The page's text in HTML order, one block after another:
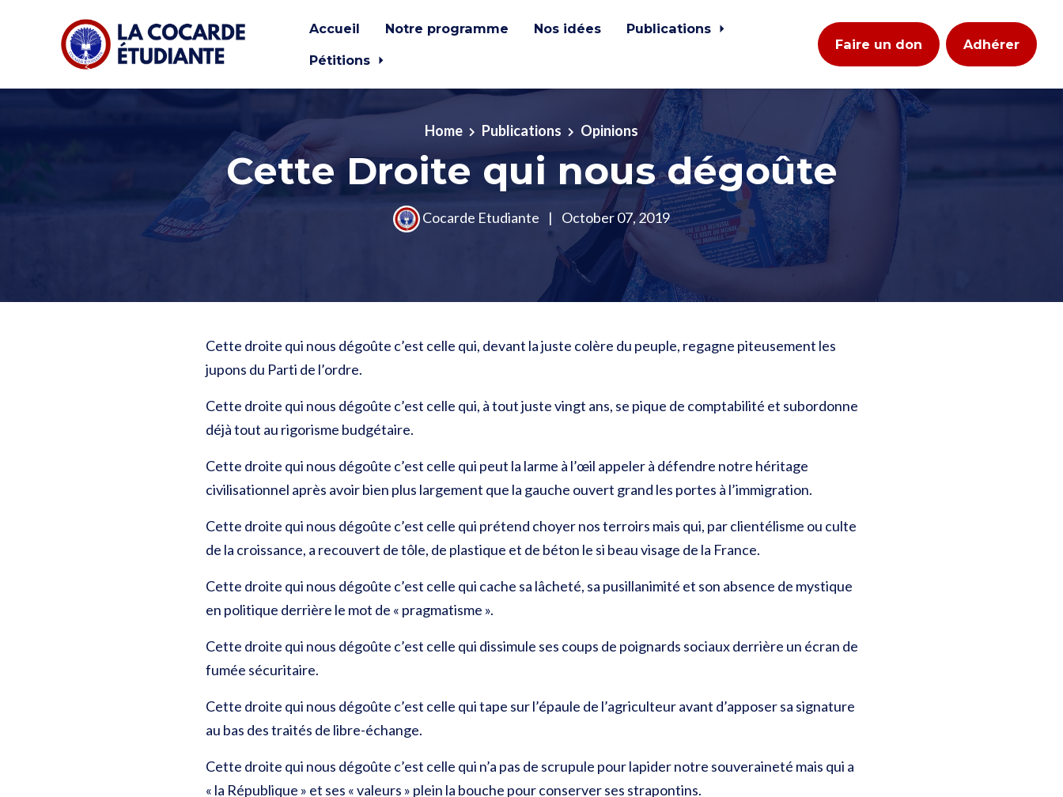
Skip to main content
Accueil Notre programme Nos idées
Publications
Pétitions
Faire un don Adhérer
Home Publications Opinions
Cette Droite qui nous dégoûte
Cocarde Etudiante | October 07, 2019
Cette droite qui nous dégoûte c’est celle qui, devant la juste colère du peuple, regagne piteusement les
jupons du Parti de l’ordre.
Cette droite qui nous dégoûte c’est celle qui, à tout juste vingt ans, se pique de comptabilité et subordonne
déjà tout au rigorisme budgétaire.
Cette droite qui nous dégoûte c’est celle qui peut la larme à l’œil appeler à défendre notre héritage
civilisationnel après avoir bien plus largement que la gauche ouvert grand les portes à l’immigration.
Cette droite qui nous dégoûte c’est celle qui prétend choyer nos terroirs mais qui, par clientélisme ou culte
de la croissance, a recouvert de tôle, de plastique et de béton le si beau visage de la France.
Cette droite qui nous dégoûte c’est celle qui cache sa lâcheté, sa pusillanimité et son absence de mystique
en politique derrière le mot de « pragmatisme ».
Cette droite qui nous dégoûte c’est celle qui dissimule ses coups de poignards sociaux derrière un écran de
fumée sécuritaire.
Cette droite qui nous dégoûte c’est celle qui tape sur l’épaule de l’agriculteur avant d’apposer sa signature
au bas des traités de libre-échange.
Cette droite qui nous dégoûte c’est celle qui n’a pas de scrupule pour lapider notre souveraineté mais qui a
« la République » et ses « valeurs » plein la bouche pour conserver ses strapontins.